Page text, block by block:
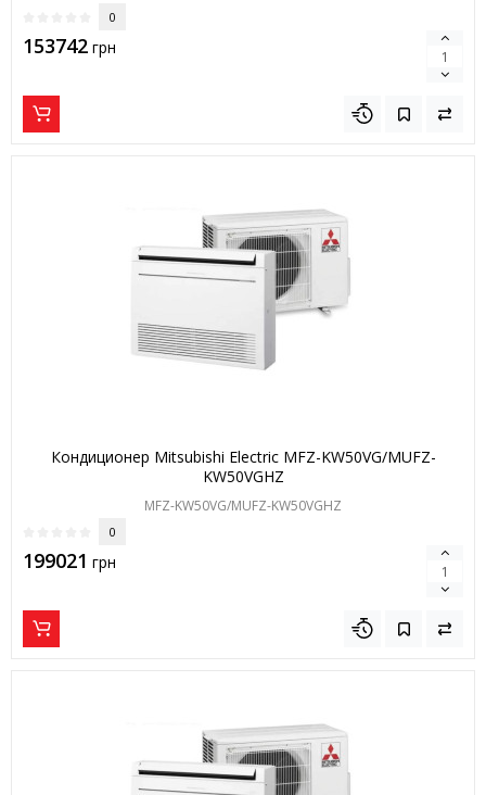
0
153742 грн
Кондиционер Mitsubishi Electric MFZ-KW50VG/MUFZ-
KW50VGHZ
MFZ-KW50VG/MUFZ-KW50VGHZ
0
199021 грн